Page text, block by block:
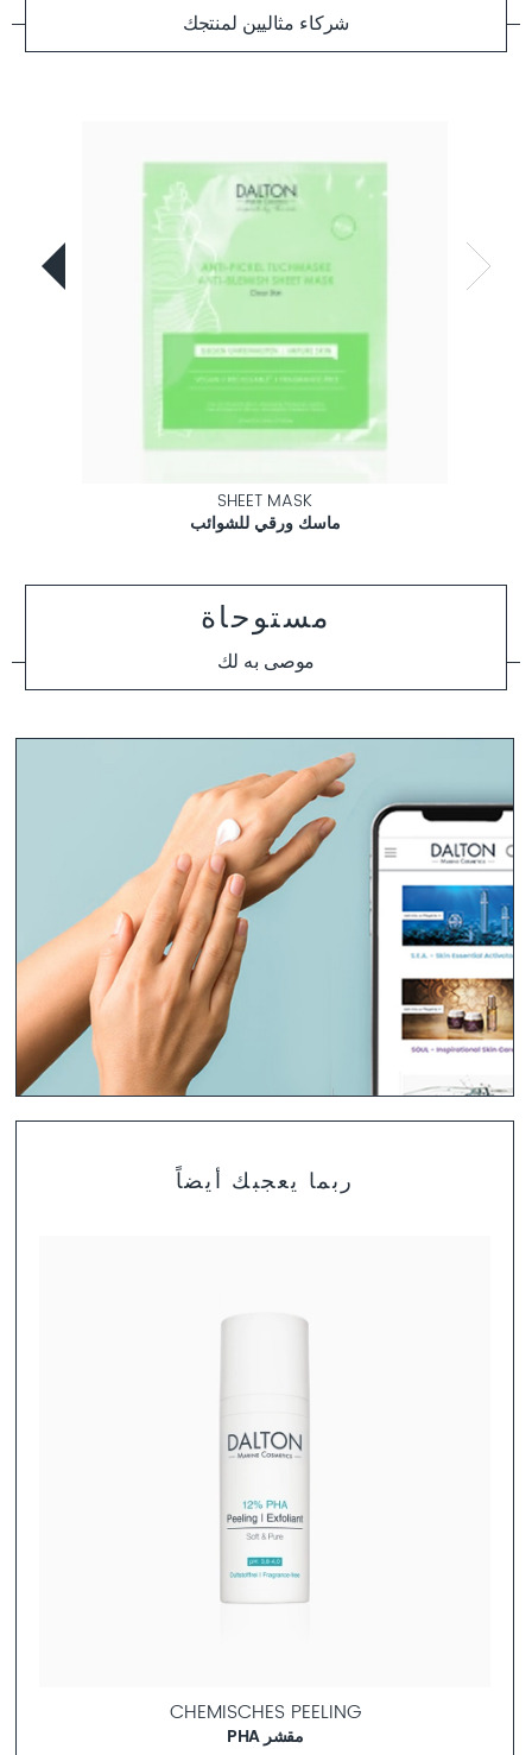
شركاء مثاليين لمنتجك
SHEET MASK
ماسك ورقي للشوائب
مستوحاة
موصى به لك
تشكيلة منتجات DALTON
لست متأكد بعد أي المنتجات هي الأنسب لبشرتك؟ ابحث عن
تشكيلة منتجات DALTON
ربما يعجبك أيضاً
CHEMISCHES PEELING
مقشر PHA